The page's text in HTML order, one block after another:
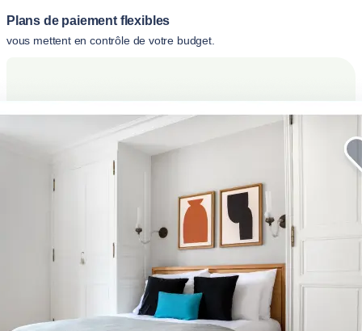
Plans de paiement flexibles
vous mettent en contrôle de votre budget.